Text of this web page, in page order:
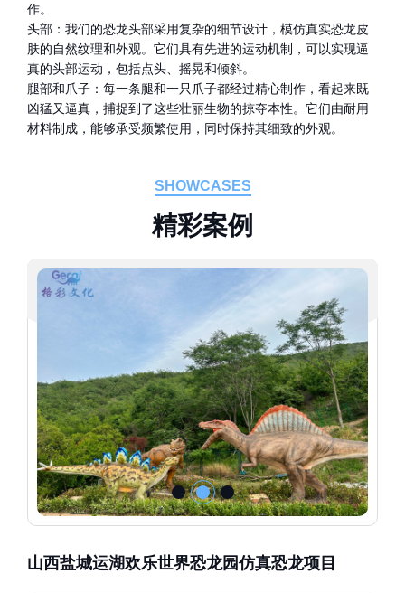
作。
头部：我们的恐龙头部采用复杂的细节设计，模仿真实恐龙皮
肤的自然纹理和外观。它们具有先进的运动机制，可以实现逼
真的头部运动，包括点头、摇晃和倾斜。
腿部和爪子：每一条腿和一只爪子都经过精心制作，看起来既
凶猛又逼真，捕捉到了这些壮丽生物的掠夺本性。它们由耐用
材料制成，能够承受频繁使用，同时保持其细致的外观。
SHOWCASES
精彩案例
山西盐城运湖欢乐世界恐龙园仿真恐龙项目